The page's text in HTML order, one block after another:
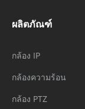
ผลิตภัณฑ์
กล้อง IP
กล้องความร้อน
กล้อง PTZ